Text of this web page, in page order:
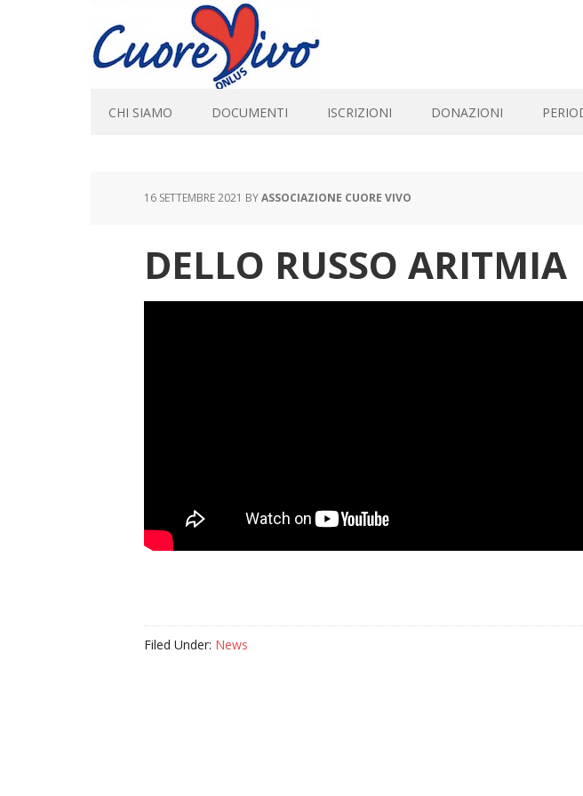
CHI SIAMO DOCUMENTI ISCRIZIONI DONAZIONI
16 SETTEMBRE 2021 BYASSOCIAZIONE CUORE VIVO
DELLO RUSSO ARITMIA
Filed Under: News